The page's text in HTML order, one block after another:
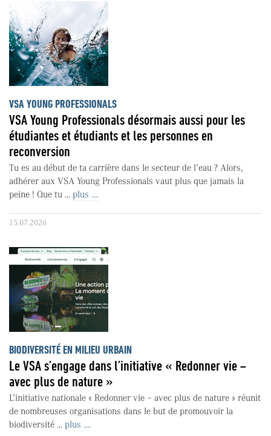
VSA YOUNG PROFESSIONALS
VSA Young Professionals désormais aussi pour les
étudiantes et étudiants et les personnes en
reconversion
Tu es au début de ta carrière dans le secteur de l’eau ? Alors,
adhérer aux VSA Young Professionals vaut plus que jamais la
peine ! Que tu ... plus ....
15.07.2026
BIODIVERSITÉ EN MILIEU URBAIN
Le VSA s’engage dans l’initiative « Redonner vie –
avec plus de nature »
L’initiative nationale « Redonner vie – avec plus de nature » réunit
de nombreuses organisations dans le but de promouvoir la
biodiversité ... plus ....